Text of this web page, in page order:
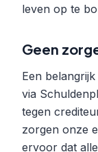
leven op te
Geen
Een
via
tegen
zorgen onze
ervoor dat